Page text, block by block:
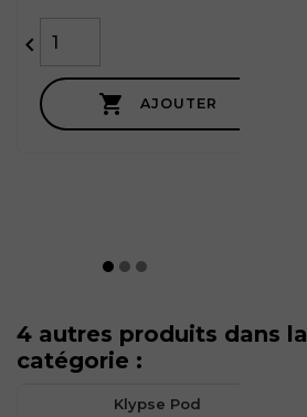
 AJOUTER

4 autres produits dans
catégorie :
Klypse Pod